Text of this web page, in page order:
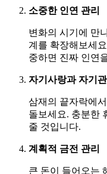
소중한 인연 관리
변화의 시기에 만
계를 확장해보세
중하면 진짜 인연
자기사랑과 자기관
삼재의 끝자락에
돌보세요. 충분한
줄 것입니다.
계획적 금전 관리
큰 돈이 들어오는